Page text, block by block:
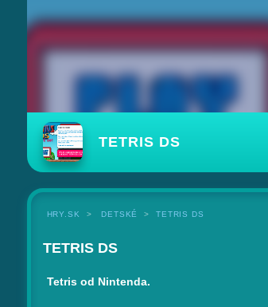
TETRIS DS
HRY.SK DETSKÉ TETRIS DS
TETRIS DS
Tetris od Nintenda.